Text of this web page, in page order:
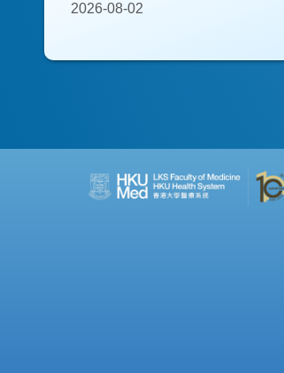
2026-08-02